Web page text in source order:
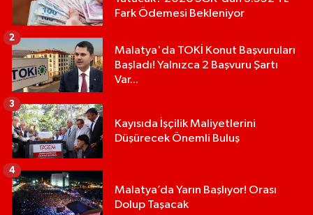
Fark Ödemesi Bekleniyor
Malatya'da TOKİ Konut Başvuruları
Başladı! Yalnızca 2 Başvuru Şartı
Var...
2
Kayısıda İşçilik Maliyetlerini
Düşürecek Önemli Buluş
3
Malatya’da Yarın Başlıyor! Orası
Dolup Taşacak
4